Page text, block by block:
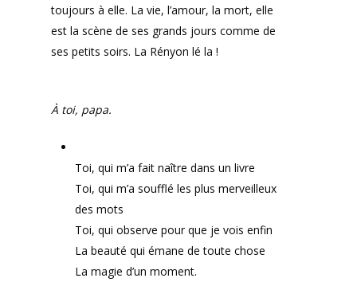
toujours à elle. La vie, l’amour, la mort, elle
est la scène de ses grands jours comme de
ses petits soirs. La Rényon lé la !
À toi, papa.
Toi, qui m’a fait naître dans un livre
Toi, qui m’a soufflé les plus merveilleux
des mots
Toi, qui observe pour que je vois enfin
La beauté qui émane de toute chose
La magie d’un moment.